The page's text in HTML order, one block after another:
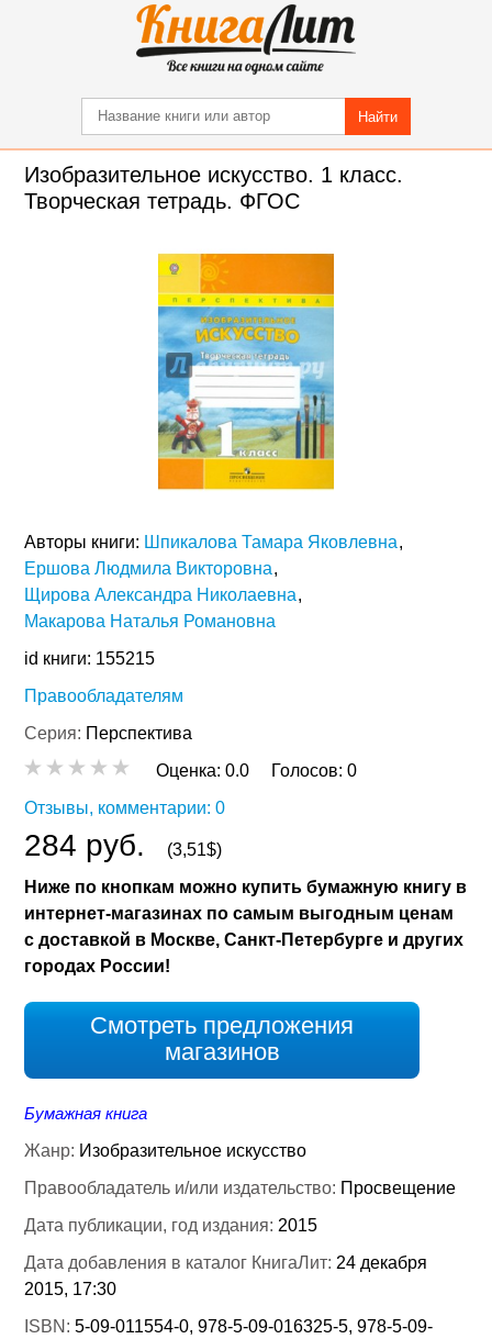
Найти
Изобразительное искусство. 1 класс.
Творческая тетрадь. ФГОС
Авторы книги: Шпикалова Тамара Яковлевна
Ершова Людмила Викторовна
Щирова Александра Николаевна
Макарова Наталья Романовна
id книги: 155215
Правообладателям
Серия: Перспектива
Оценка:0.0 Голосов:0
Отзывы, комментарии: 0
284 руб.
(3,51$)
Ниже по кнопкам можно купить бумажную книгу в
интернет-магазинах по самым выгодным ценам
с доставкой в Москве, Санкт-Петербурге и других
городах России!
Смотреть предложения
магазинов
Бумажная книга
Жанр: Изобразительное искусство
Правообладатель и/или издательство: Просвещение
Дата публикации, год издания: 2015
Дата добавления в каталог КнигаЛит: 24 декабря
2015, 17:30
ISBN:5-09-011554-0, 978-5-09-016325-5, 978-5-09-